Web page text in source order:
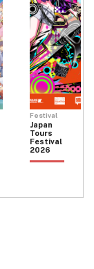
Festival
Japan
Tours
Festival
2026